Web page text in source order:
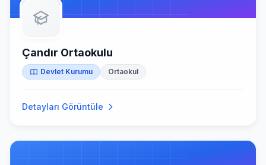
Çandır Ortaokulu
Devlet Kurumu Ortaokul
Detayları Görüntüle